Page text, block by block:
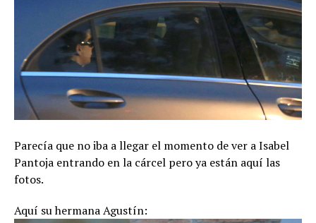
Parecía que no iba a llegar el momento de ver a Isabel
Pantoja entrando en la cárcel pero ya están aquí las
fotos.
Aquí su hermana Agustín: